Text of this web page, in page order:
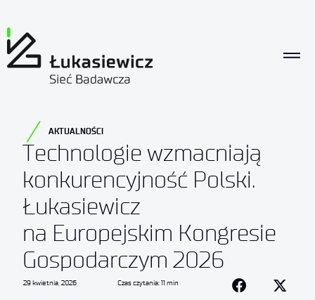
AKTUALNOŚCI
Technologie wzmacniają
konkurencyjność Polski.
Łukasiewicz
na Europejskim Kongresie
Gospodarczym 2026
29 kwietnia, 2026 Czas czytania: 11 min